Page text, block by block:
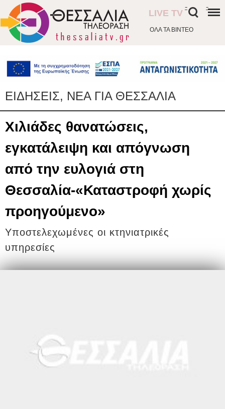
ΟΛΑ ΤΑ ΒΙΝΤΕΟ
LIVE TV
- -
ΕΙΔΗΣΕΙΣ, ΝΕΑ ΓΙΑ ΘΕΣΣΑΛΙΑ
Χιλιάδες θανατώσεις,
εγκατάλειψη και απόγνωση
από την ευλογιά στη
Θεσσαλία-«Καταστροφή χωρίς
προηγούμενο»
Υποστελεχωμένες οι κτηνιατρικές
υπηρεσίες